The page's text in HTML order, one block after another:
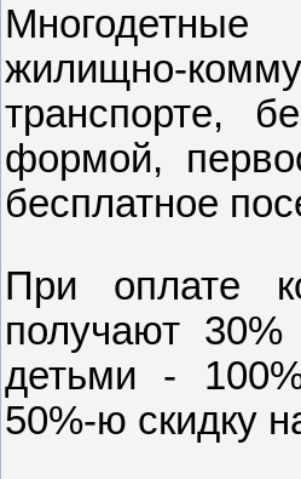
транспорте,
формой,
бесплатное
При оплате
получают
детьми ‑
50%‑ю скидку